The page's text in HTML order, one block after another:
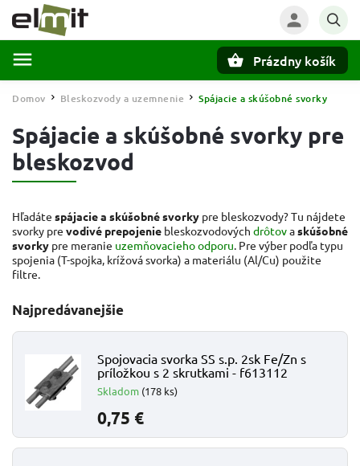
Prázdny košík
Domov / Bleskozvody a uzemnenie / Spájacie a skúšobné svorky
Spájacie a skúšobné svorky pre
bleskozvod
Hľadáte spájacie a skúšobné svorky pre bleskozvody? Tu nájdete
svorky pre vodivé prepojenie bleskozvodových drôtovaskúšobné
svorky pre meranie uzemňovacieho odporu. Pre výber podľa typu
spojenia (T-spojka, krížová svorka) a materiálu (Al/Cu) použite
filtre.
Najpredávanejšie
Spojovacia svorka SS s.p. 2sk Fe/Zn s
príložkou s 2 skrutkami - f613112
Skladom (178 ks)
0,75 €